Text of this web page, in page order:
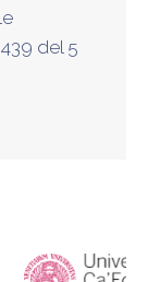
del 5